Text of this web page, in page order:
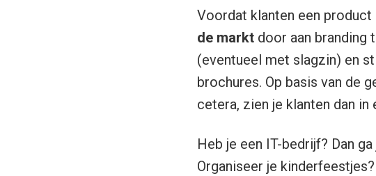
Voordat klanten een
de markt door aan branding
(eventueel met slagzin) en
brochures. Op basis van de
cetera, zien je klanten dan
Heb je een IT-bedrijf? Dan
Organiseer je